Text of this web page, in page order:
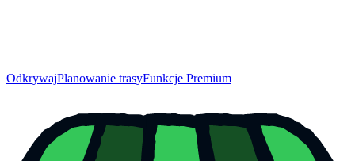
OdkrywajPlanowanie trasyFunkcje Premium